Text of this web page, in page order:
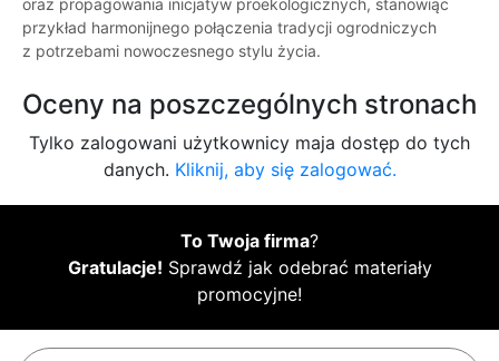
oraz propagowania inicjatyw proekologicznych, stanowiąc
przykład harmonijnego połączenia tradycji ogrodniczych
z potrzebami nowoczesnego stylu życia.
Oceny na poszczególnych stronach
Tylko zalogowani użytkownicy maja dostęp do tych
danych. Kliknij, aby się zalogować.
To Twoja firma?
Gratulacje! Sprawdź jak odebrać materiały
promocyjne!